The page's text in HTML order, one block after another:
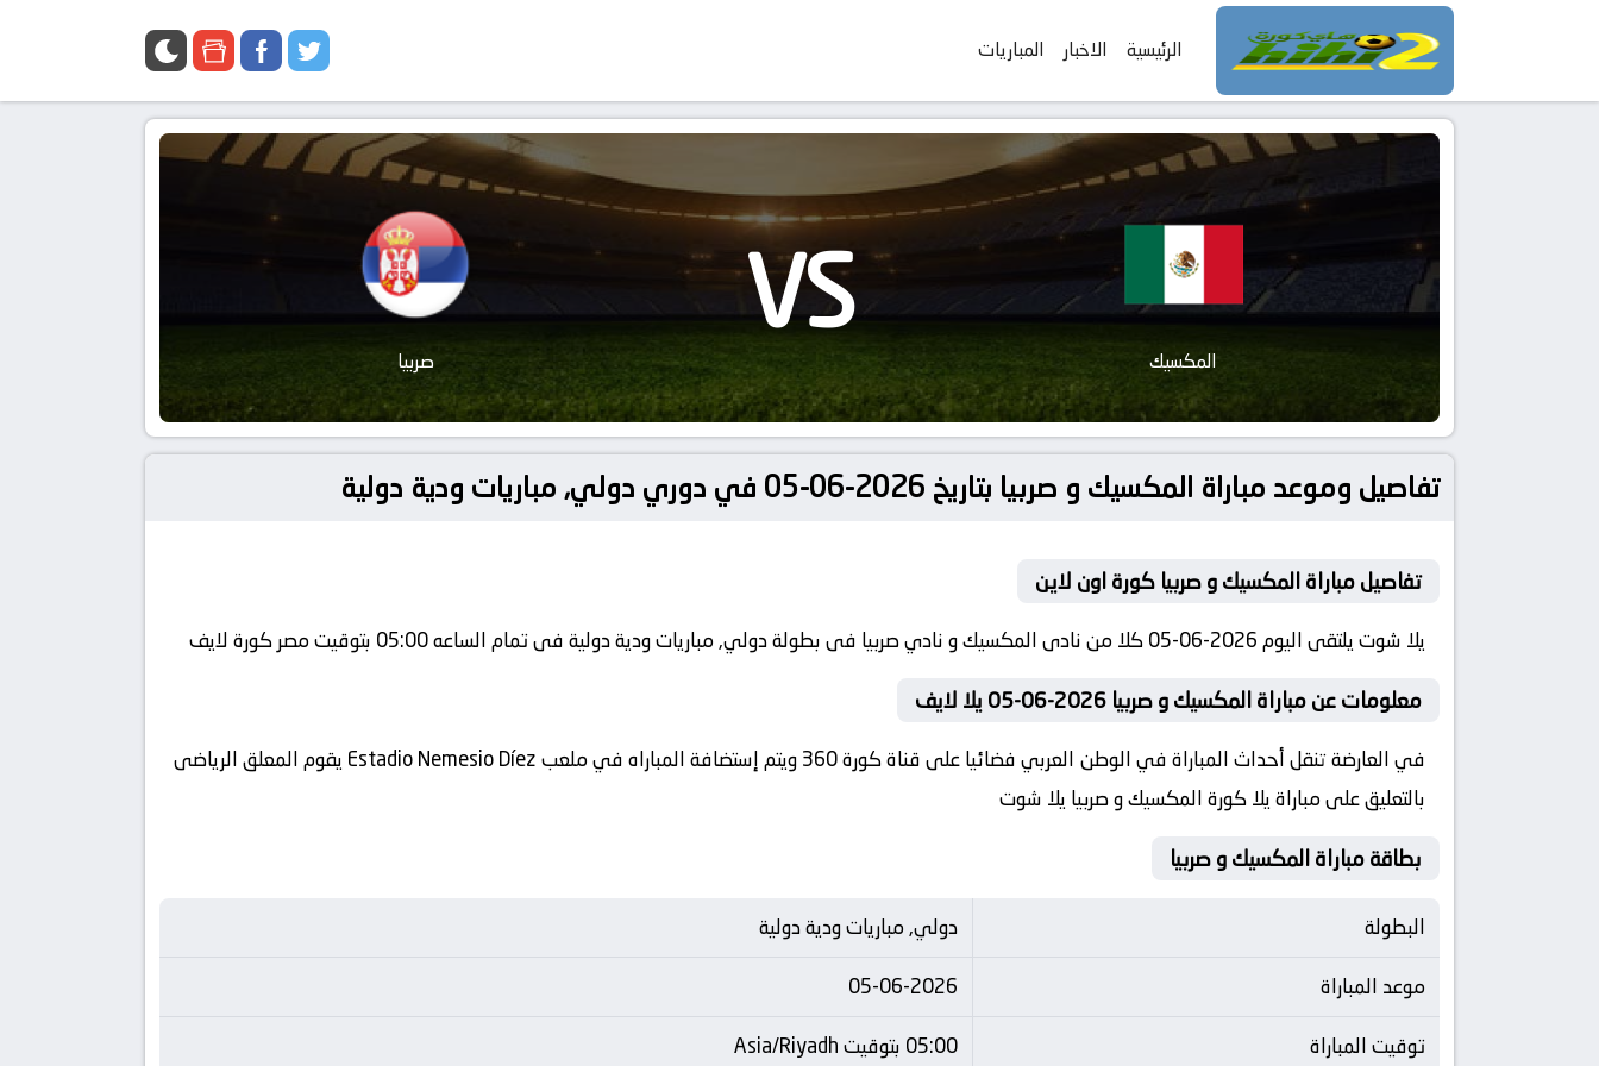
الرئيسية الاخبار المباريات
المكسيك VS صربيا
تفاصيل وموعد مباراة المكسيك و صربيا بتاريخ 2026-06-05 في دوري دولي, مباريات ودية دولية
تفاصيل مباراة المكسيك و صربيا كورة اون لاين
يلا شوت يلتقى اليوم 2026-06-05 كلا من نادى المكسيك و نادي صربيا فى بطولة دولي, مباريات ودية دولية فى تمام الساعه 05:00 بتوقيت مصر كورة لايف
معلومات عن مباراة المكسيك و صربيا 2026-06-05 يلا لايف
في العارضة تنقل أحداث المباراة في الوطن العربي فضائيا على قناة كورة 360 ويتم إستضافة المباراه في ملعب Estadio Nemesio Díez يقوم المعلق الرياضى
بالتعليق على مباراة يلا كورة المكسيك و صربيا يلا شوت
بطاقة مباراة المكسيك و صربيا
البطولة
دولي, مباريات ودية دولية
موعد المباراة
05-06-2026
توقيت المباراة
05:00 بتوقيت Asia/Riyadh